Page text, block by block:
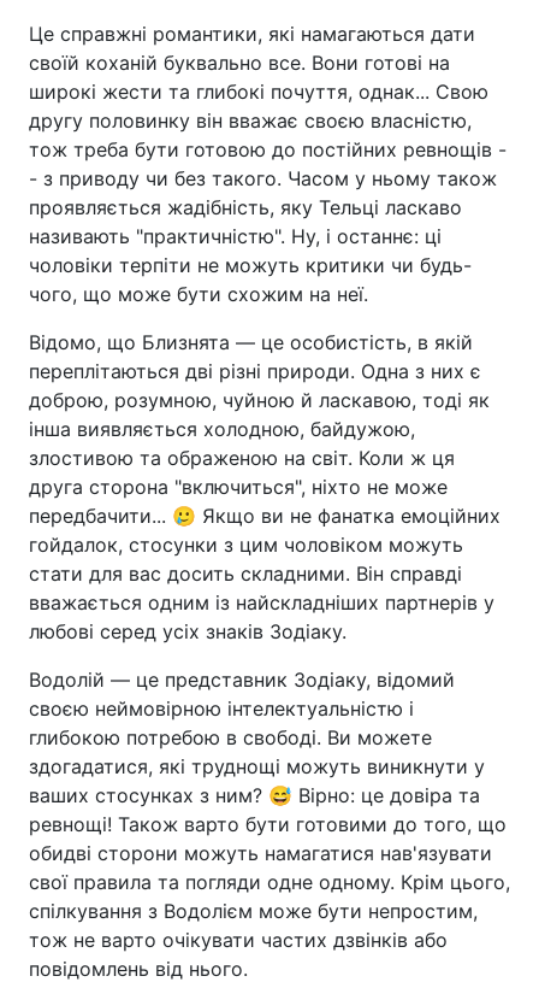
Це справжні романтики, які намагаються дати
своїй коханій буквально все. Вони готові на
широкі жести та глибокі почуття, однак... Свою
другу половинку він вважає своєю власністю,
тож треба бути готовою до постійних ревнощів -
- з приводу чи без такого. Часом у ньому також
проявляється жадібність, яку Тельці ласкаво
називають "практичністю". Ну, і останнє: ці
чоловіки терпіти не можуть критики чи будь-
чого, що може бути схожим на неї.
Відомо, що Близнята — це особистість, в якій
переплітаються дві різні природи. Одна з них є
доброю, розумною, чуйною й ласкавою, тоді як
інша виявляється холодною, байдужою,
злостивою та ображеною на світ. Коли ж ця
друга сторона "включиться", ніхто не може
передбачити... 🥲 Якщо ви не фанатка емоційних
гойдалок, стосунки з цим чоловіком можуть
стати для вас досить складними. Він справді
вважається одним із найскладніших партнерів у
любові серед усіх знаків Зодіаку.
Водолій — це представник Зодіаку, відомий
своєю неймовірною інтелектуальністю і
глибокою потребою в свободі. Ви можете
здогадатися, які труднощі можуть виникнути у
ваших стосунках з ним? 😅 Вірно: це довіра та
ревнощі! Також варто бути готовими до того, що
обидві сторони можуть намагатися нав'язувати
свої правила та погляди одне одному. Крім цього,
спілкування з Водолієм може бути непростим,
тож не варто очікувати частих дзвінків або
повідомлень від нього.